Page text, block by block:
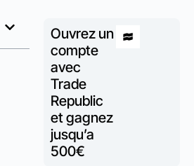
Ouvrez un
compte
avec
Trade
Republic
et gagnez
jusqu’a
500€